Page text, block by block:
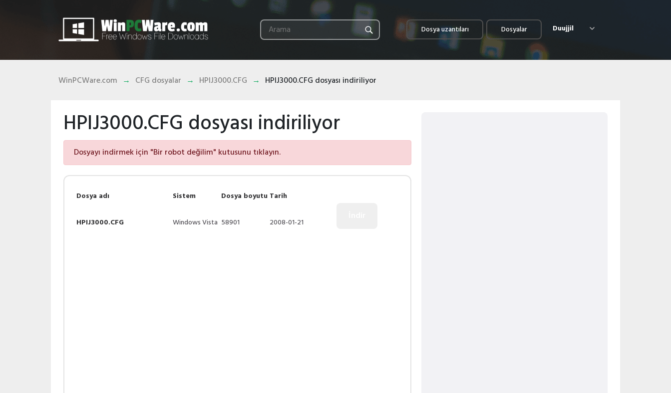
Dosya uzantıları Dosyalar Duujjil
WinPCWare.com CFG dosyalar HPIJ3000.CFG HPIJ3000.CFG dosyası indiriliyor
HPIJ3000.CFG dosyası indiriliyor
Dosyayı indirmek için "Bir robot değilim" kutusunu tıklayın.
Dosya adı
HPIJ3000.CFG
Sistem
Windows Vista
Dosya boyutu
58901
Tarih
2008-01-21